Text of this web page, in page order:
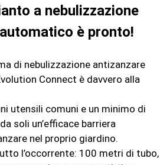
a nebulizzazione
è pronto!
di nebulizzazione antizanzare
Connect è davvero alla
utensili comuni e un minimo di
soli un’efficace barriera
nel proprio giardino.
l’occorrente: 100 metri di tubo,